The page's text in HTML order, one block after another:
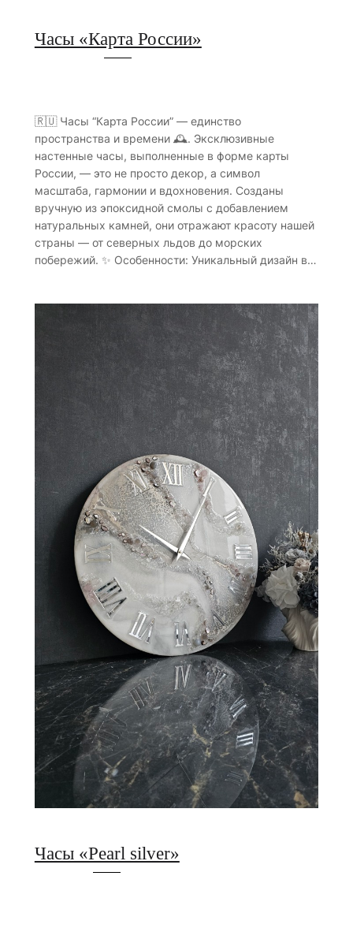
Часы «Карта России»
🇷🇺 Часы “Карта России” — единство
пространства и времени 🕰️. Эксклюзивные
настенные часы, выполненные в форме карты
России, — это не просто декор, а символ
масштаба, гармонии и вдохновения. Созданы
вручную из эпоксидной смолы с добавлением
натуральных камней, они отражают красоту нашей
страны — от северных льдов до морских
побережий. ✨ Особенности: Уникальный дизайн в…
Часы «Pearl silver»